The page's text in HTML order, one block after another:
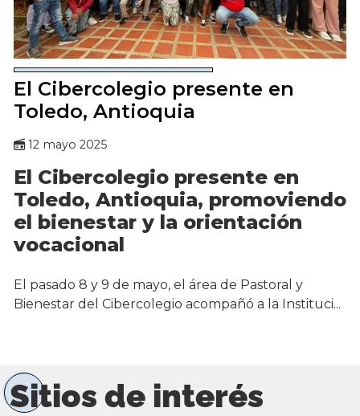
El Cibercolegio presente en
Toledo, Antioquia
12 mayo 2025
El Cibercolegio presente en
Toledo, Antioquia, promoviendo
el bienestar y la orientación
vocacional
El pasado 8 y 9 de mayo, el área de Pastoral y
Bienestar del Cibercolegio acompañó a la Instituci...
Sitios de interés